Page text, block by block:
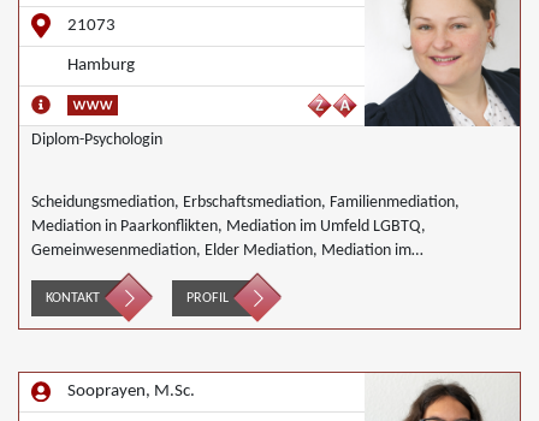
21073
Hamburg
Diplom-Psychologin
Scheidungsmediation, Erbschaftsmediation, Familienmediation,
Mediation in Paarkonflikten, Mediation im Umfeld LGBTQ,
Gemeinwesenmediation, Elder Mediation, Mediation im
Gesundheitswesen, Mediation im Bereich Integration und Inklusion,
Innerbetriebliche Mediation, Interkulturelle Mediation, Mediation von
Generationskonflikten, Mediation im öffentlichen Bereich, Mediation
Unternehmensnachfolgen, Nachbarschaftsmediation, Schulmediation,
Täter/Opfer Ausgleich, Begleiteter Umgang, Umweltmediation
KONTAKT PROFIL
Sooprayen, M.Sc.